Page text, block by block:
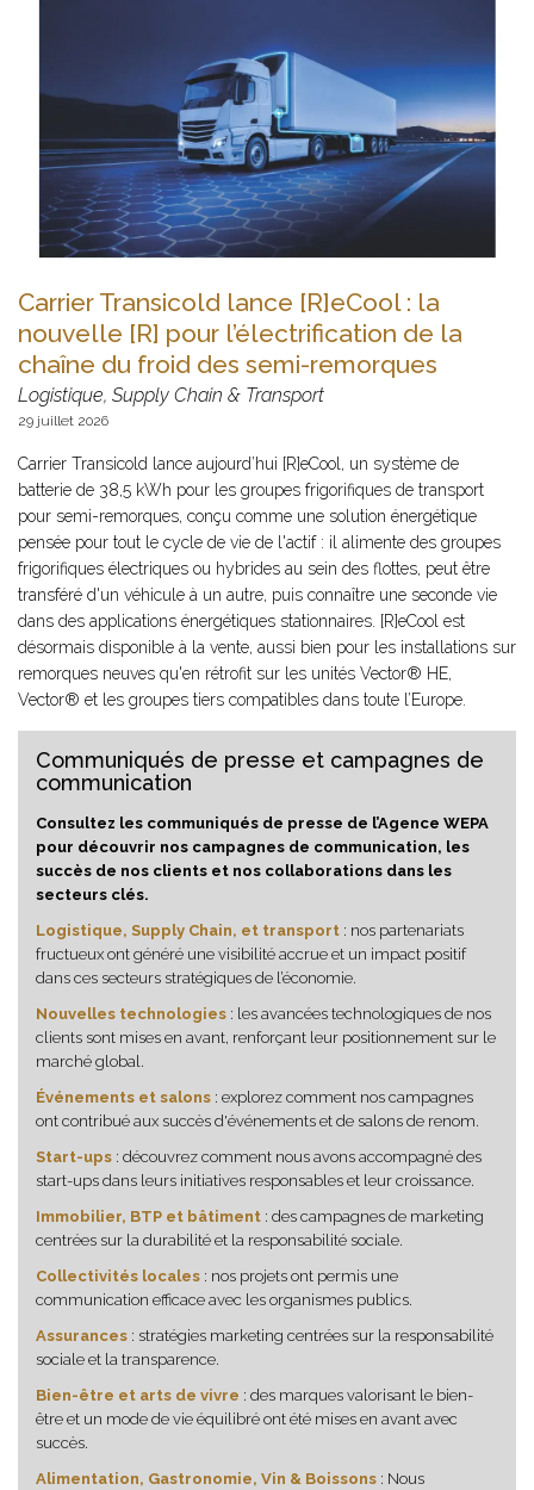
Carrier Transicold lance [R]eCool : la
nouvelle [R] pour l’électrification de la
chaîne du froid des semi-remorques
Logistique, Supply Chain & Transport
29 juillet 2026
Carrier Transicold lance aujourd’hui [R]eCool, un système de
batterie de 38,5 kWh pour les groupes frigorifiques de transport
pour semi-remorques, conçu comme une solution énergétique
pensée pour tout le cycle de vie de l'actif : il alimente des groupes
frigorifiques électriques ou hybrides au sein des flottes, peut être
transféré d'un véhicule à un autre, puis connaître une seconde vie
dans des applications énergétiques stationnaires. [R]eCool est
désormais disponible à la vente, aussi bien pour les installations sur
remorques neuves qu'en rétrofit sur les unités Vector® HE,
Vector® et les groupes tiers compatibles dans toute l’Europe.
Communiqués de presse et campagnes de
communication
Consultez les communiqués de presse de l’Agence WEPA
pour découvrir nos campagnes de communication, les
succès de nos clients et nos collaborations dans les
secteurs clés.
Logistique, Supply Chain, et transport : nos partenariats
fructueux ont généré une visibilité accrue et un impact positif
dans ces secteurs stratégiques de l’économie.
Nouvelles technologies : les avancées technologiques de nos
clients sont mises en avant, renforçant leur positionnement sur le
marché global.
Événements et salons : explorez comment nos campagnes
ont contribué aux succès d'événements et de salons de renom.
Start-ups : découvrez comment nous avons accompagné des
start-ups dans leurs initiatives responsables et leur croissance.
Immobilier, BTP et bâtiment : des campagnes de marketing
centrées sur la durabilité et la responsabilité sociale.
Collectivités locales : nos projets ont permis une
communication efficace avec les organismes publics.
Assurances : stratégies marketing centrées sur la responsabilité
sociale et la transparence.
Bien-être et arts de vivre : des marques valorisant le bien-
être et un mode de vie équilibré ont été mises en avant avec
succès.
Alimentation, Gastronomie, Vin & Boissons : Nous